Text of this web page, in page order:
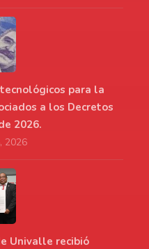
para la
a los Decretos
2026.
2026
Univalle recibió